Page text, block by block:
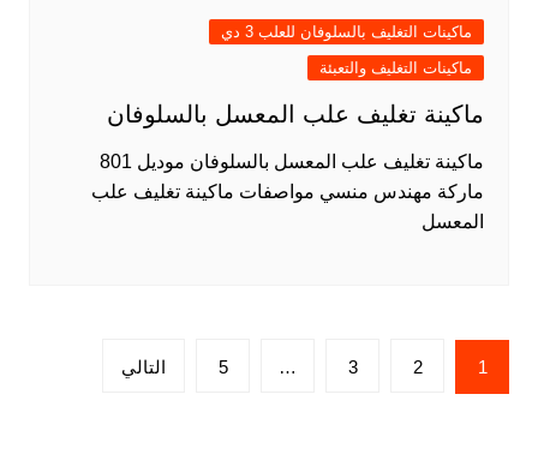
ماكينات التغليف بالسلوفان للعلب 3 دي
ماكينات التغليف والتعبئة
ماكينة تغليف علب المعسل بالسلوفان
ماكينة تغليف علب المعسل بالسلوفان موديل 801
ماركة مهندس منسي مواصفات ماكينة تغليف علب
المعسل
Posts
pagination
1
2
3
…
5 التالي